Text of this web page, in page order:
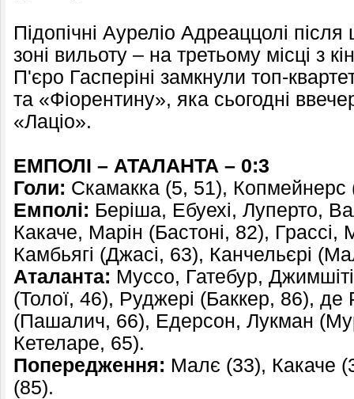
Підопічні Ауреліо Адреаццолі
зоні вильоту – на третьому місці з
П'єро Гасперіні замкнули топ-
та «Фіорентину», яка сьогодні
«Лаціо».
ЕМПОЛІ – АТАЛАНТА – 0:3
Голи: Скамакка (5, 51), Копмейнерс
Емполі: Беріша, Ебуехі, Луперто,
Какаче, Марін (Бастоні, 82), Грассі,
Камбьягі (Джасі, 63), Канчельєрі
Аталанта: Муссо, Гатебур,
(Толої, 46), Руджері (Баккер, 86),
(Пашалич, 66), Едерсон, Лукман
Кетеларе, 65).
Попередження: Малє (33), Какаче
(85).